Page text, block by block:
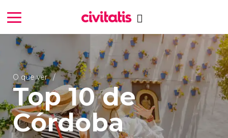
O que ver
Top 10 de
Córdoba